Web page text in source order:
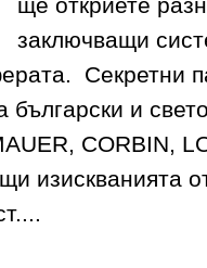
заключващи
Секретни
български и
CORBIN,
изискванията